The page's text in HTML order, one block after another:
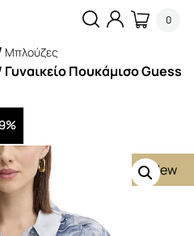
0
Μπλούζες
Γυναικείο Πουκάμισο Guess
New